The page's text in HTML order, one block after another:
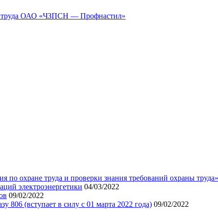
труда ОАО «ЧЗПСН — Профнастил»
охране труда и проверки знания требований охраны труда»
электроэнергетики 04/03/2022
09/02/2022
806 (вступает в силу с 01 марта 2022 года) 09/02/2022